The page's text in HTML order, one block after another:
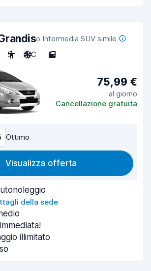
o Intermedia SUV simile
5 A/C 5
75,99 €
al giorno
Cancellazione gratuita
Ottimo
Visualizza offerta
della sede
illimitato